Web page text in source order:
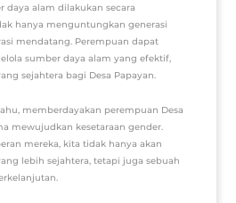
daya alam dilakukan secara
hanya menguntungkan generasi
mendatang. Perempuan dapat
sumber daya alam yang efektif,
sejahtera bagi Desa Papayan.
memberdayakan perempuan Desa
mewujudkan kesetaraan gender.
mereka, kita tidak hanya akan
lebih sejahtera, tetapi juga sebuah